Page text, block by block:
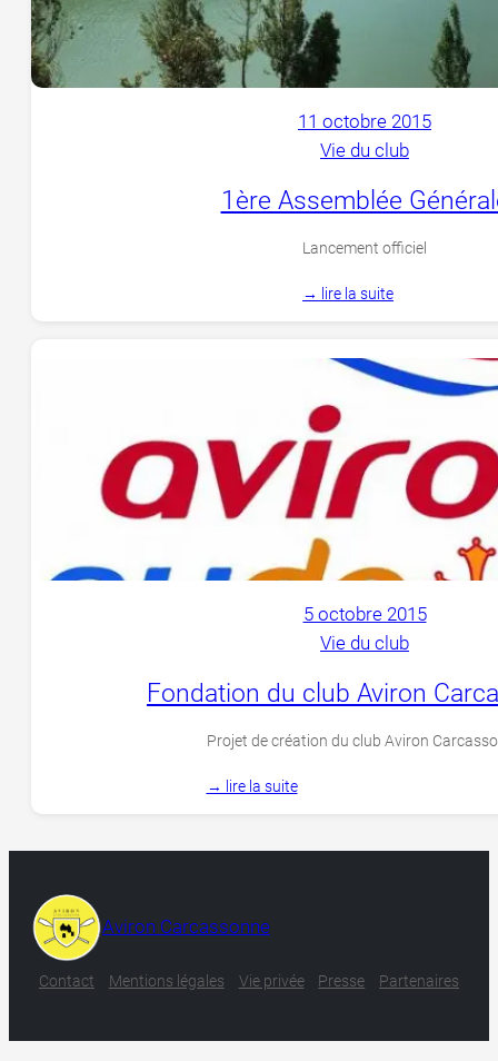
11 octobre 2015
Vie du club
1ère Assemblée
Lancement officiel
→ lire la suite
5 octobre 2015
Vie du club
Fondation du club Aviron
Projet de création du club Aviron
→ lire la suite
Aviron Carcassonne
Contact Mentions légales Vie privée Presse Partenaires